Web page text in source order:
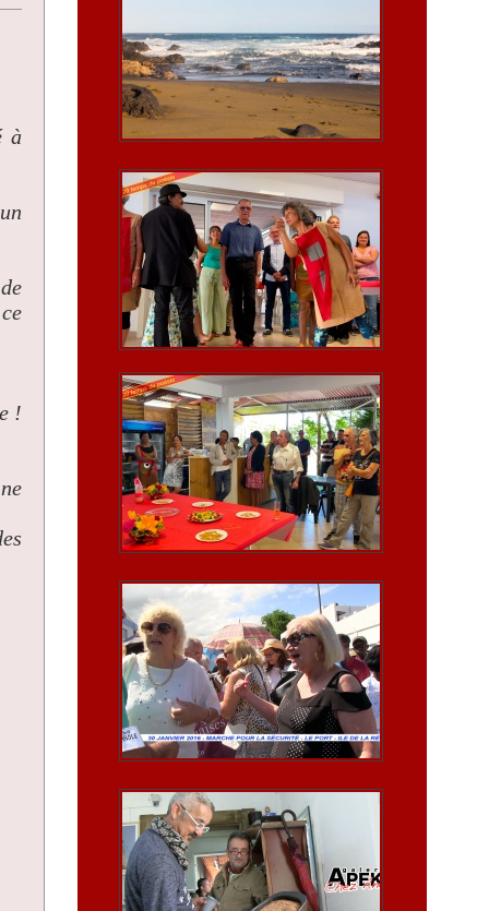
à
!